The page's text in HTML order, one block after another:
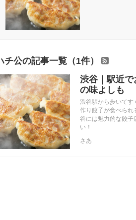
チ公の記事一覧（1件）
渋谷｜駅近
の味よしも
渋谷駅から歩いてす
作り餃子が食べられ
谷には魅力的な餃子
い！
さあ